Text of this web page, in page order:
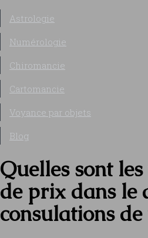
Astrologie
Numérologie
Chiromancie
Cartomancie
Voyance par objets
Blog
Quelles sont
de prix dans le
consulations de